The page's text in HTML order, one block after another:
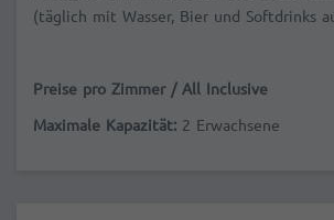
(täglich mit Wasser, Bier und Softdrinks
Preise pro Zimmer / All Inclusive
Maximale Kapazität: 2 Erwachsene